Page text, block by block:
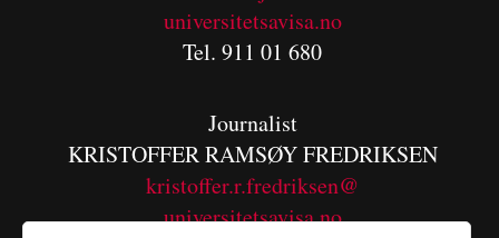
universitetsavisa.no
Tel. 911 01 680
Journalist
KRISTOFFER RAMSØY FREDRIKSEN
kristoffer.r.fredriksen@
universitetsavisa.no